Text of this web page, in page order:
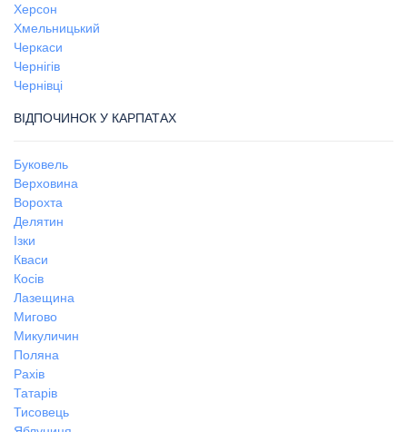
Херсон
Хмельницький
Черкаси
Чернігів
Чернівці
ВІДПОЧИНОК У КАРПАТАХ
Буковель
Верховина
Ворохта
Делятин
Ізки
Кваси
Косів
Лазещина
Мигово
Микуличин
Поляна
Рахів
Татарів
Тисовець